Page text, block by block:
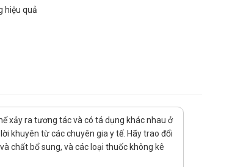
hiệu quả
xảy ra tương tác và có tá dụng khác nhau ở
khuyên từ các chuyên gia y tế. Hãy trao đổi
chất bổ sung, và các loại thuốc không kê